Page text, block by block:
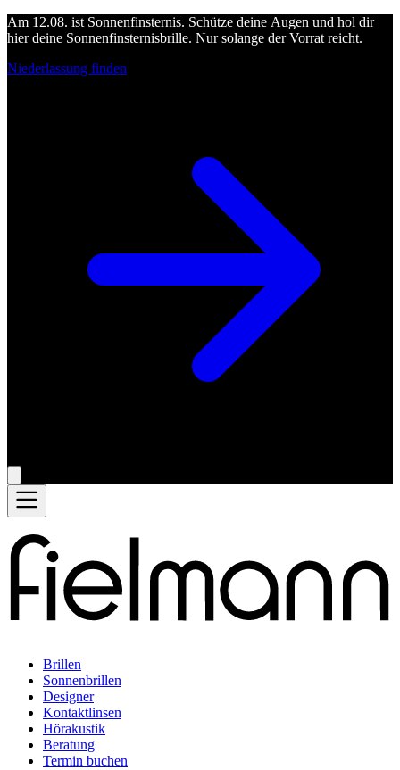
Am 12.08. ist Sonnenfinsternis. Schütze deine Augen und hol dir
hier deine Sonnenfinsternisbrille. Nur solange der Vorrat reicht.
Niederlassung finden
Brillen
Sonnenbrillen
Designer
Kontaktlinsen
Hörakustik
Beratung
Termin buchen